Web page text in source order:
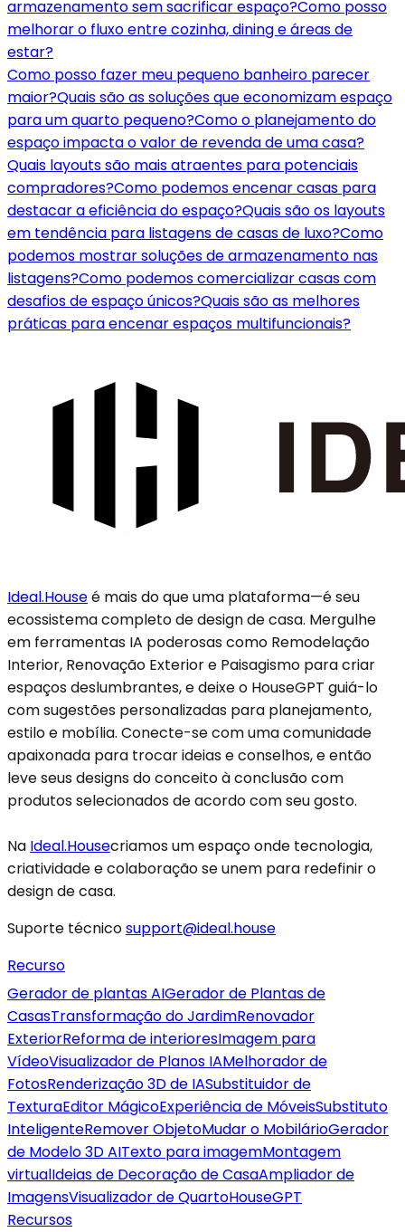
armazenamento sem sacrificar espaço?Como posso
melhorar o fluxo entre cozinha, dining e áreas de
estar?
Como posso fazer meu pequeno banheiro parecer
maior?Quais são as soluções que economizam espaço
para um quarto pequeno?Como o planejamento do
espaço impacta o valor de revenda de uma casa?
Quais layouts são mais atraentes para potenciais
compradores?Como podemos encenar casas para
destacar a eficiência do espaço?Quais são os layouts
em tendência para listagens de casas de luxo?Como
podemos mostrar soluções de armazenamento nas
listagens?Como podemos comercializar casas com
desafios de espaço únicos?Quais são as melhores
práticas para encenar espaços multifuncionais?
Ideal.Houseé mais do que uma plataforma—é seu
ecossistema completo de design de casa. Mergulhe
em ferramentas IA poderosas como Remodelação
Interior, Renovação Exterior e Paisagismo para criar
espaços deslumbrantes, e deixe o HouseGPT guiá-lo
com sugestões personalizadas para planejamento,
estilo e mobília. Conecte-se com uma comunidade
apaixonada para trocar ideias e conselhos, e então
leve seus designs do conceito à conclusão com
produtos selecionados de acordo com seu gosto.
Na Ideal.Housecriamos um espaço onde tecnologia,
criatividade e colaboração se unem para redefinir o
design de casa.
Suporte técnicosupport@ideal.house
Recurso
Gerador de plantas AIGerador de Plantas de
CasasTransformação do JardimRenovador
ExteriorReforma de interioresImagem para
VídeoVisualizador de Planos IAMelhorador de
FotosRenderização 3D de IASubstituidor de
TexturaEditor MágicoExperiência de MóveisSubstituto
InteligenteRemover ObjetoMudar o MobilárioGerador
de Modelo 3D AITexto para imagemMontagem
virtualIdeias de Decoração de CasaAmpliador de
ImagensVisualizador de QuartoHouseGPT
Recursos